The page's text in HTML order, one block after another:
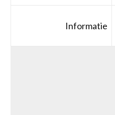
Informatie